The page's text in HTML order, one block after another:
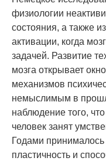
физиологии
состояния, а также
активации, когда
задачей. Развитие
мозга открывает
механизмов психи
немыслимым в
наблюдение того,
человек занят
Годами принималось
пластичность и